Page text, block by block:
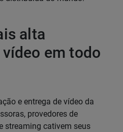
alta
em todo
e entrega de vídeo da
provedores de
streaming cativem seus